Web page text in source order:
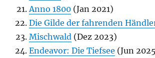
Anno 1800 (Jan 2021)
Die Gilde der fahrenden
Mischwald (Dez 2023)
Endeavor: Die Tiefsee (Jun